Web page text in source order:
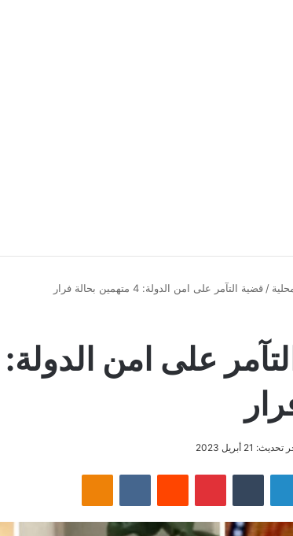
/ قضية التآمر على امن الدولة: 4 متهمين بحالة فرار
21 أبريل 2023
لينكدإن بينتيريست Odnoklassniki